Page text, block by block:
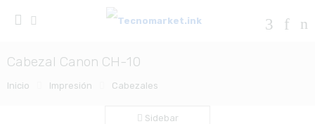
Cabezal Canon CH-10
Inicio Impresión Cabezales
Sidebar